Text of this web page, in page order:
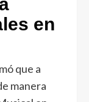
en
que a
manera